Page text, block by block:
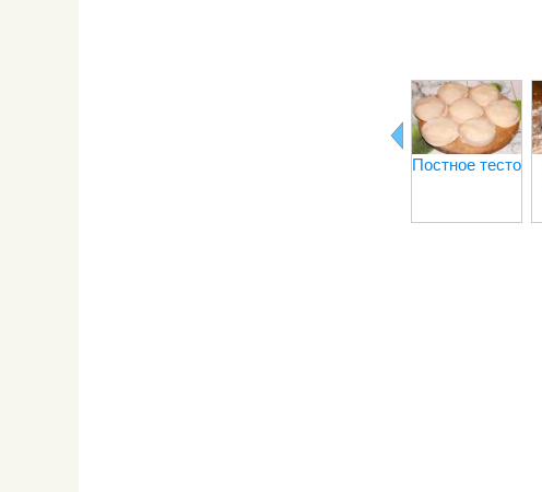
Постное тесто